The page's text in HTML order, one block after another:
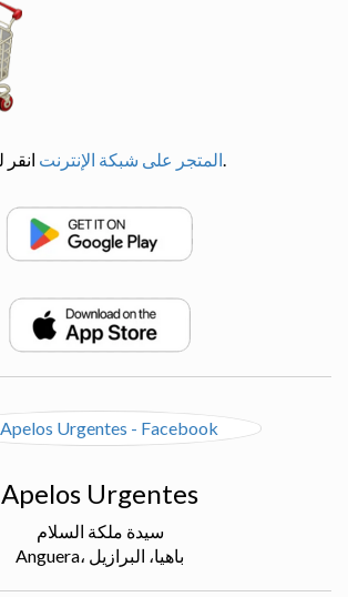
المتجر على شبكة الإنترنتانقر لشراء المواد الدينية.
Apelos Urgentes
سيدة ملكة السلام
Anguera، باهيا، البرازيل